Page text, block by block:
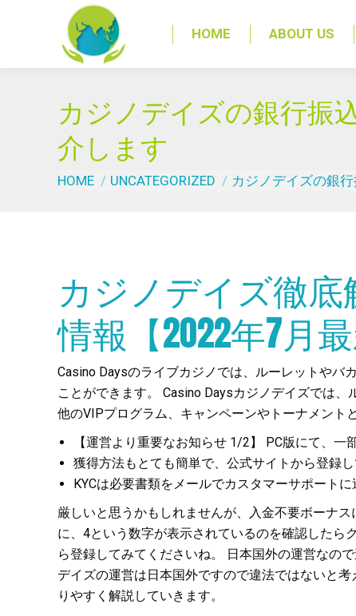
HOME ABOUT US
カジノデイズの銀行振
介します
You are here:
HOME UNCATEGORIZED カジノデイズの銀
カジノデイズ徹
情報【2022年7月最
Casino Daysのライブカジノでは、ルーレットやバ
ことができます。 Casino Daysカジノデイズでは
他のVIPプログラム、キャンペーンやトーナメント
【運営より重要なお知らせ 1/2】 PC版にて、
獲得方法もとても簡単で、公式サイトから登録
KYCは必要書類をメールでカスタマーサポートに
厳しいと思うかもしれませんが、入金不要ボーナ
に、4という数字が表示されているのを確認したら
ら登録してみてくださいね。 日本国外の運営なの
デイズの運営は日本国外ですので違法ではないと
りやすく解説していきます。